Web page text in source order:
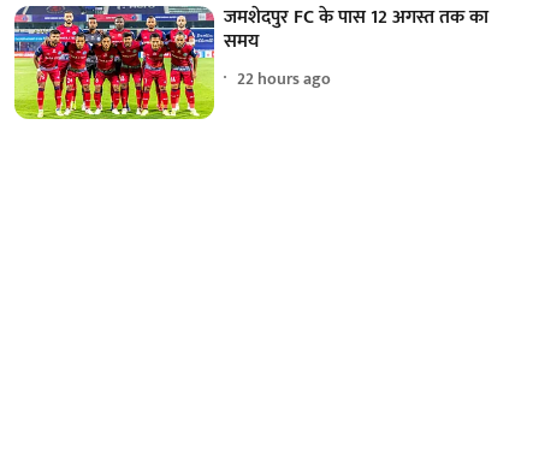
जमशेदपुर FC के पास 12 अगस्त तक का
समय
22 hours ago